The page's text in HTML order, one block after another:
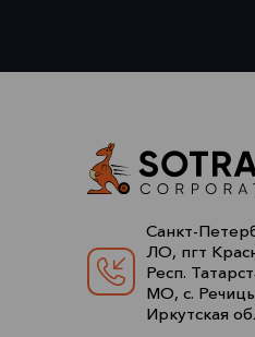
Санкт-
ЛО, пгт
Респ.
МО, с.
Иркутская